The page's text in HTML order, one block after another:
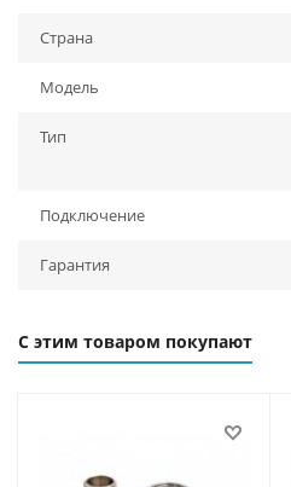
Страна
Модель
Тип
Подключение
Гарантия
С этим товаром покупают